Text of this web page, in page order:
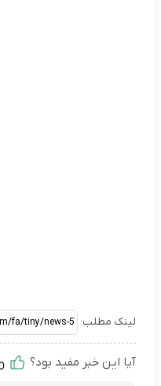
لینک مطلب:
آیا این خبر مفید بود؟